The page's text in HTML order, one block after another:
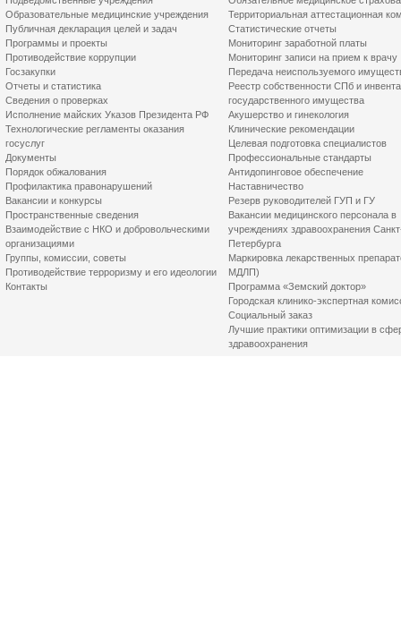
Образовательные медицинские учреждения
Публичная декларация целей и задач
Программы и проекты
Противодействие коррупции
Госзакупки
Отчеты и статистика
Сведения о проверках
Исполнение майских Указов Президента РФ
Технологические регламенты оказания
госуслуг
Документы
Порядок обжалования
Профилактика правонарушений
Вакансии и конкурсы
Пространственные сведения
Взаимодействие с НКО и добровольческими
организациями
Группы, комиссии, советы
Противодействие терроризму и его идеологии
Контакты
Территориальная аттестационная
Статистические отчеты
Мониторинг заработной платы
Мониторинг записи на прием к врачу
Передача неиспользуемого
Реестр собственности СПб и
государственного имущества
Акушерство и гинекология
Клинические рекомендации
Целевая подготовка специалистов
Профессиональные стандарты
Антидопинговое обеспечение
Наставничество
Резерв руководителей ГУП и ГУ
Вакансии медицинского персонала в
учреждениях здравоохранения
Петербурга
Маркировка лекарственных
МДЛП)
Программа «Земский доктор»
Городская клинико-экспертная
Социальный заказ
Лучшие практики оптимизации в
здравоохранения